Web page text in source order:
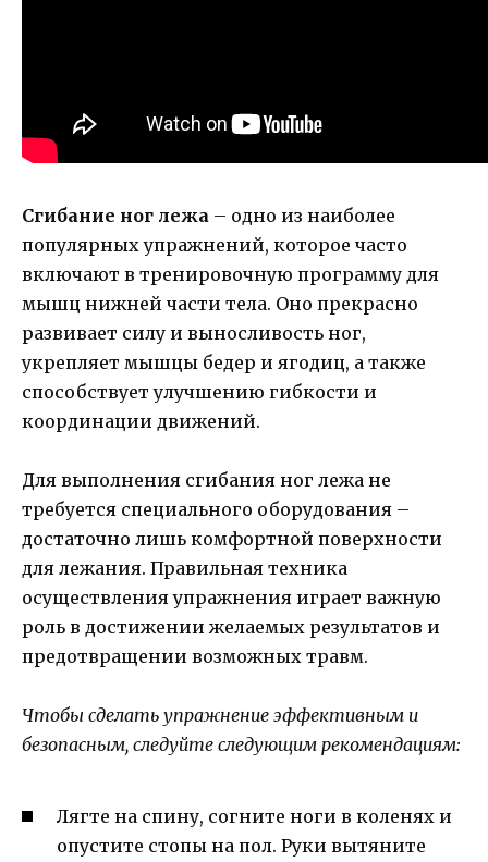
Сгибание ног лежа – одно из наиболее
популярных упражнений, которое часто
включают в тренировочную программу для
мышц нижней части тела. Оно прекрасно
развивает силу и выносливость ног,
укрепляет мышцы бедер и ягодиц, а также
способствует улучшению гибкости и
координации движений.
Для выполнения сгибания ног лежа не
требуется специального оборудования –
достаточно лишь комфортной поверхности
для лежания. Правильная техника
осуществления упражнения играет важную
роль в достижении желаемых результатов и
предотвращении возможных травм.
Чтобы сделать упражнение эффективным и
безопасным, следуйте следующим рекомендациям:
Лягте на спину, согните ноги в коленях и
опустите стопы на пол. Руки вытяните